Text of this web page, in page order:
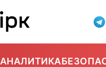
АНАЛИТИКА